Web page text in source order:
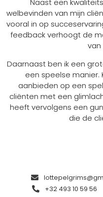
Naast een
welbevinden van mijn
vooral in op
feedback verhoogt de
van
Daarnaast ben ik een
een speelse manier.
aanbieden op een
cliënten met een
heeft vervolgens een
die de
+32 493 10 59 56
Copyright ©